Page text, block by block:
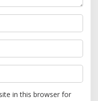
in this browser for